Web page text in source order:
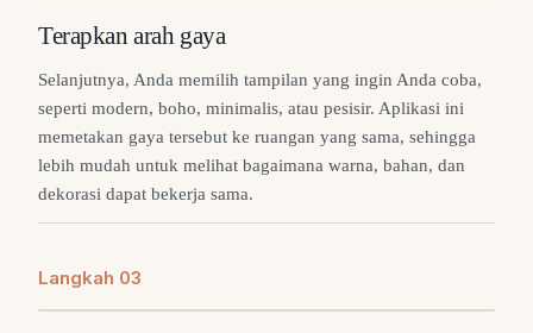
Terapkan arah gaya
Selanjutnya, Anda memilih tampilan yang ingin Anda coba,
seperti modern, boho, minimalis, atau pesisir. Aplikasi ini
memetakan gaya tersebut ke ruangan yang sama, sehingga
lebih mudah untuk melihat bagaimana warna, bahan, dan
dekorasi dapat bekerja sama.
Langkah 03